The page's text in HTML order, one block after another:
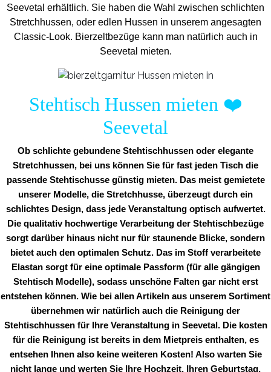
Seevetal erhältlich. Sie haben die Wahl zwischen schlichten
Stretchhussen, oder edlen Hussen in unserem angesagten
Classic-Look. Bierzeltbezüge kann man natürlich auch in
Seevetal mieten.
Stehtisch Hussen mieten ❤️
Seevetal
Ob schlichte gebundene Stehtischhussen oder elegante
Stretchhussen, bei uns können Sie für fast jeden Tisch die
passende Stehtischusse günstig mieten. Das meist gemietete
unserer Modelle, die Stretchhusse, überzeugt durch ein
schlichtes Design, dass jede Veranstaltung optisch aufwertet.
Die qualitativ hochwertige Verarbeitung der Stehtischbezüge
sorgt darüber hinaus nicht nur für staunende Blicke, sondern
bietet auch den optimalen Schutz. Das im Stoff verarbeitete
Elastan sorgt für eine optimale Passform (für alle gängigen
Stehtisch Modelle), sodass unschöne Falten gar nicht erst
entstehen können. Wie bei allen Artikeln aus unserem Sortiment
übernehmen wir natürlich auch die Reinigung der
Stehtischhussen für Ihre Veranstaltung in Seevetal. Die kosten
für die Reinigung ist bereits in dem Mietpreis enthalten, es
entsehen Ihnen also keine weiteren Kosten! Also warten Sie
nicht lange und werten Sie Ihre Hochzeit, Ihren Geburtstag,